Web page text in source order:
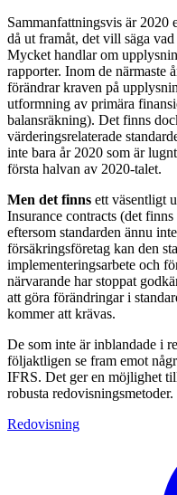
Sammanfattningsvis är
då ut framåt, det vill säga
Mycket handlar om
rapporter. Inom de närmaste
förändrar kraven på
utformning av primära
balansräkning). Det finns
värderingsrelaterade
inte bara år 2020 som är
första halvan av 2020-talet.
Men det finns ett väsentligt
Insurance contracts (det
eftersom standarden ännu
försäkringsföretag kan den
implementerings­arbete och
närvarande har stoppat
att göra förändringar i
kommer att krävas.
De som inte är inblandade i
följaktligen se fram emot
IFRS. Det ger en möjlighet
robusta
Redovisning